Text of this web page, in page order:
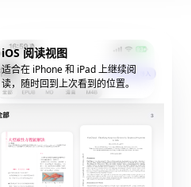
iOS 阅读视图
适合在 iPhone 和 iPad 上继续阅
读，随时回到上次看到的位置。